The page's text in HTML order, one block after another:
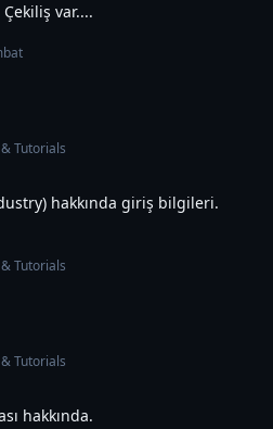
Çekiliş var....
Tutorials
hakkında giriş bilgileri.
Tutorials
Tutorials
yol haritası hakkında.